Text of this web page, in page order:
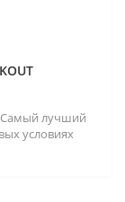
Самый лучший
условиях